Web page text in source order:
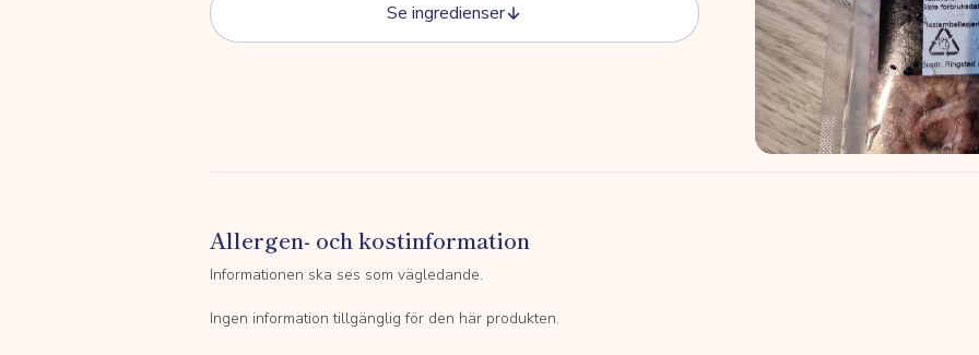
Se ingredienser
Allergen- och kostinformation
Informationen ska ses som vägledande.
Ingen information tillgänglig för den här produkten.